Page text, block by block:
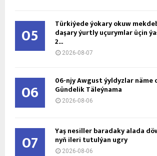
05 Türkiýede ýokary okuw
daşary ýurtly uçurymlar üçin
2...
2026-08-07
06 06-njy Awgust ýyldyzlar näme
Gündelik Täleýnama
2026-08-06
07 Ýaş ne­sil­ler ba­ra­da­ky ala­da
nyň ile­ri tu­tul­ýan ug­ry
2026-08-06